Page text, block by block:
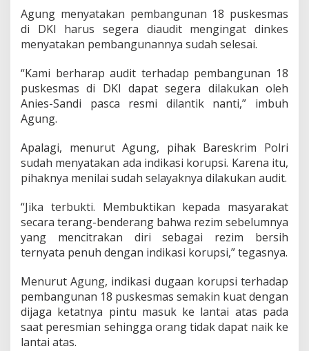
P
e
m
n
u
n
1
8
P
s
k
e
m
s
Agung menyatakan pembangunan 18 puskesmas
di DKI harus segera diaudit mengingat dinkes
menyatakan pembangunannya sudah selesai.
“Kami berharap audit terhadap pembangunan 18
puskesmas di DKI dapat segera dilakukan oleh
Anies-Sandi pasca resmi dilantik nanti,” imbuh
Agung.
Apalagi, menurut Agung, pihak Bareskrim Polri
sudah menyatakan ada indikasi korupsi. Karena itu,
pihaknya menilai sudah selayaknya dilakukan audit.
“Jika terbukti. Membuktikan kepada masyarakat
secara terang-benderang bahwa rezim sebelumnya
yang mencitrakan diri sebagai rezim bersih
ternyata penuh dengan indikasi korupsi,” tegasnya.
Menurut Agung, indikasi dugaan korupsi terhadap
pembangunan 18 puskesmas semakin kuat dengan
dijaga ketatnya pintu masuk ke lantai atas pada
saat peresmian sehingga orang tidak dapat naik ke
lantai atas.